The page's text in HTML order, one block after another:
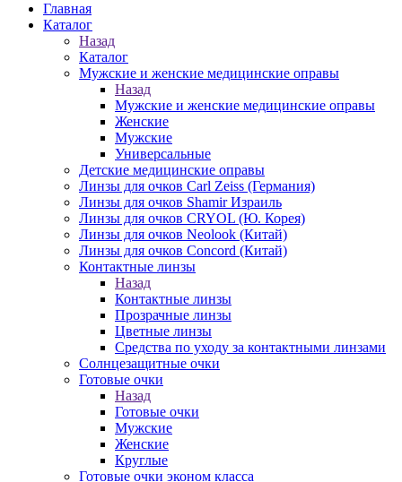
Главная
Каталог
Назад
Каталог
Мужские и женские медицинские оправы
Назад
Мужские и женские медицинские оправы
Женские
Мужские
Универсальные
Детские медицинские оправы
Линзы для очков Carl Zeiss (Германия)
Линзы для очков Shamir Израиль
Линзы для очков CRYOL (Ю. Корея)
Линзы для очков Neolook (Китай)
Линзы для очков Concord (Китай)
Контактные линзы
Назад
Контактные линзы
Прозрачные линзы
Цветные линзы
Средства по уходу за контактными линзами
Солнцезащитные очки
Готовые очки
Назад
Готовые очки
Мужские
Женские
Круглые
Готовые очки эконом класса